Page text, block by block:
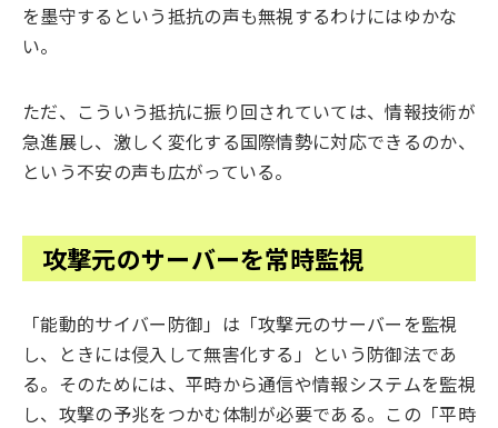
を墨守するという抵抗の声も無視するわけにはゆかな
い。
ただ、こういう抵抗に振り回されていては、情報技術が
急進展し、激しく変化する国際情勢に対応できるのか、
という不安の声も広がっている。
攻撃元のサーバーを常時監視
「能動的サイバー防御」は「攻撃元のサーバーを監視
し、ときには侵入して無害化する」という防御法であ
る。そのためには、平時から通信や情報システムを監視
し、攻撃の予兆をつかむ体制が必要である。この「平時